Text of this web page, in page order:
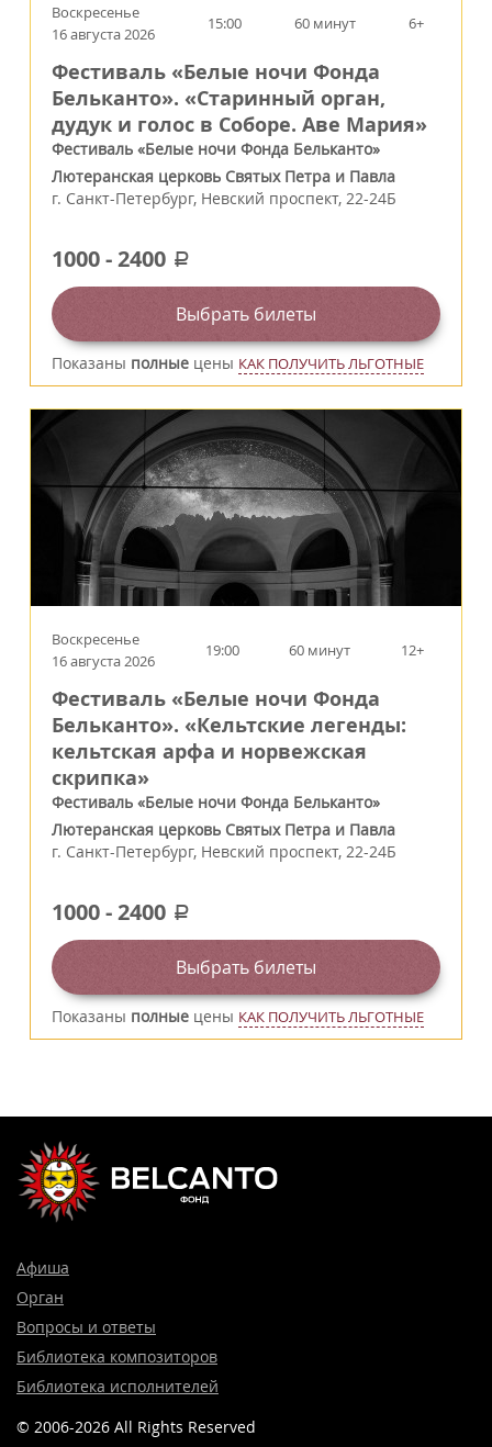
Воскресенье
16 августа 2026
15:00 60 минут 6+
Фестиваль «Белые ночи Фонда
Бельканто». «Старинный орган,
дудук и голос в Соборе. Аве Мария»
Фестиваль «Белые ночи Фонда Бельканто»
Лютеранская церковь Святых Петра и Павла
г. Санкт-Петербург, Невский проспект, 22-24Б
1000-2400 a
Выбрать билеты
Показаны полные цены КАК ПОЛУЧИТЬ ЛЬГОТНЫЕ
Воскресенье
16 августа 2026
19:00 60 минут 12+
Фестиваль «Белые ночи Фонда
Бельканто». «Кельтские легенды:
кельтская арфа и норвежская
скрипка»
Фестиваль «Белые ночи Фонда Бельканто»
Лютеранская церковь Святых Петра и Павла
г. Санкт-Петербург, Невский проспект, 22-24Б
1000-2400 a
Выбрать билеты
Показаны полные цены КАК ПОЛУЧИТЬ ЛЬГОТНЫЕ
Афиша
Орган
Вопросы и ответы
Библиотека композиторов
Библиотека исполнителей
© 2006-2026 All Rights Reserved